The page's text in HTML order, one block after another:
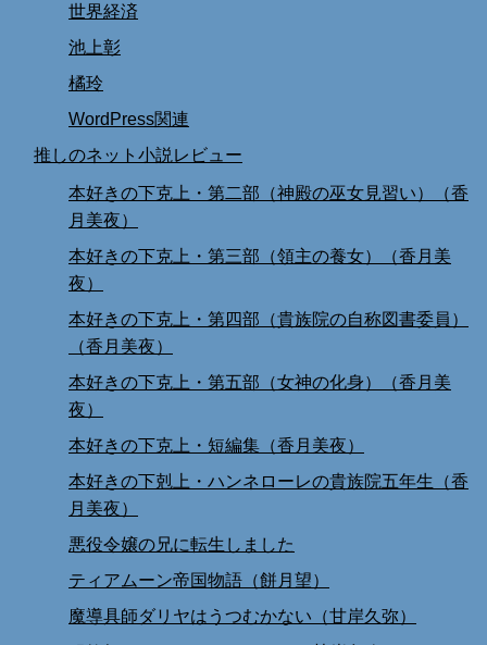
世界経済
池上彰
橘玲
WordPress関連
推しのネット小説レビュー
本好きの下克上・第二部（神殿の巫女見習い）（香
月美夜）
本好きの下克上・第三部（領主の養女）（香月美
夜）
本好きの下克上・第四部（貴族院の自称図書委員）
（香月美夜）
本好きの下克上・第五部（女神の化身）（香月美
夜）
本好きの下克上・短編集（香月美夜）
本好きの下剋上・ハンネローレの貴族院五年生（香
月美夜）
悪役令嬢の兄に転生しました
ティアムーン帝国物語（餅月望）
魔導具師ダリヤはうつむかない（甘岸久弥）